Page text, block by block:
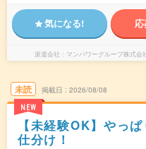
気になる!
派遣会社 マンパワーグループ株式
未読
NEW
掲載日 2026/08/08
【未経験OK】やっ
仕分け！